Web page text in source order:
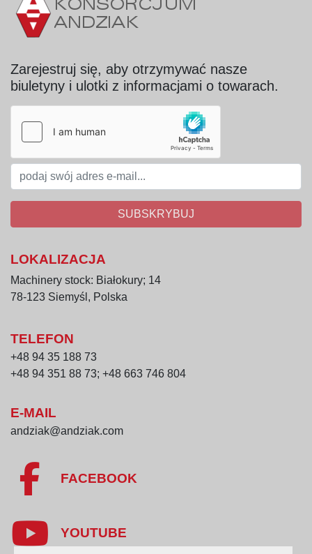
Zarejestruj się, aby otrzymywać nasze
biuletyny i ulotki z informacjami o towarach.
SUBSKRYBUJ
LOKALIZACJA
Machinery stock: Białokury; 14
78-123 Siemyśl, Polska
TELEFON
+48 94 35 188 73
+48 94 351 88 73; +48 663 746 804
E-MAIL
andziak@andziak.com
FACEBOOK
YOUTUBE